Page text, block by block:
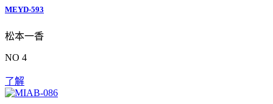
MEYD-593
松本一香
NO 4
了解